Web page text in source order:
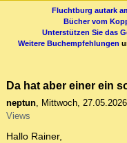
Fluchtburg autark
Bücher vom
Unterstützen Sie das
Weitere Buchempfehlungen
Da hat aber einer ein
neptun, Mittwoch,
Views
Hallo Rainer,